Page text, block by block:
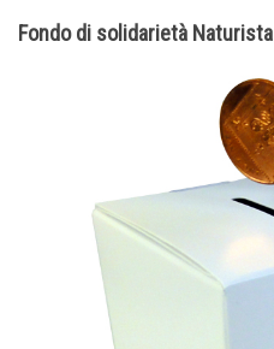
Fondo di solidarietà Naturista